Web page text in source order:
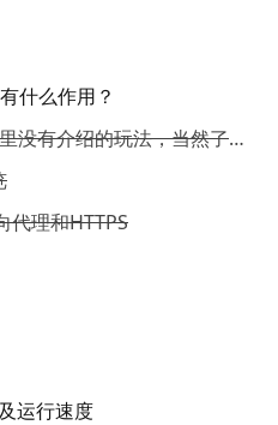
什么作用？
ElementUI：那些官方文档里没有介绍的玩法，当然了，还有坑
代理和HTTPS
运行速度